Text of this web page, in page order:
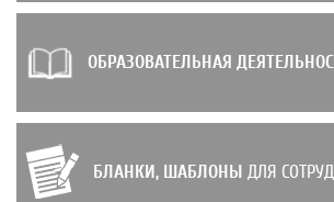
ОБРАЗОВАТЕЛЬНАЯ
БЛАНКИ, ШАБЛОНЫ ДЛЯ